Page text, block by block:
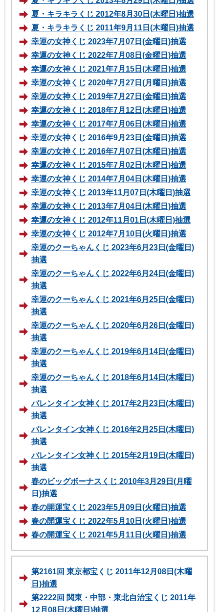
夏・キラキラくじ 2012年8月30日(木曜日)抽選
夏・キラキラくじ 2011年9月11日(木曜日)抽選
幸運の女神くじ 2023年7月07日(金曜日)抽選
幸運の女神くじ 2022年7月08日(金曜日)抽選
幸運の女神くじ 2021年7月15日(木曜日)抽選
幸運の女神くじ 2020年7月27日(月曜日)抽選
幸運の女神くじ 2019年7月27日(金曜日)抽選
幸運の女神くじ 2018年7月12日(木曜日)抽選
幸運の女神くじ 2017年7月06日(木曜日)抽選
幸運の女神くじ 2016年9月23日(金曜日)抽選
幸運の女神くじ 2016年7月07日(木曜日)抽選
幸運の女神くじ 2015年7月02日(木曜日)抽選
幸運の女神くじ 2014年7月04日(木曜日)抽選
幸運の女神くじ 2013年11月07日(木曜日)抽選
幸運の女神くじ 2013年7月04日(木曜日)抽選
幸運の女神くじ 2012年11月01日(木曜日)抽選
幸運の女神くじ 2012年7月10日(火曜日)抽選
幸運のクーちゃんくじ 2023年6月23日(金曜日)
抽選
幸運のクーちゃんくじ 2022年6月24日(金曜日)
抽選
幸運のクーちゃんくじ 2021年6月25日(金曜日)
抽選
幸運のクーちゃんくじ 2020年6月26日(金曜日)
抽選
幸運のクーちゃんくじ 2019年6月14日(金曜日)
抽選
幸運のクーちゃんくじ 2018年6月14日(木曜日)
抽選
バレンタイン女神くじ 2017年2月23日(木曜日)
抽選
バレンタイン女神くじ 2016年2月25日(木曜日)
抽選
バレンタイン女神くじ 2015年2月19日(木曜日)
抽選
春のビッグボーナスくじ 2010年3月29日(月曜
日)抽選
春の開運宝くじ 2023年5月09日(火曜日)抽選
春の開運宝くじ 2022年5月10日(火曜日)抽選
春の開運宝くじ 2021年5月11日(火曜日)抽選
第2161回 東京都宝くじ 2011年12月08日(木曜
日)抽選
第2222回 関東・中部・東北自治宝くじ 2011年
12月08日(木曜日)抽選